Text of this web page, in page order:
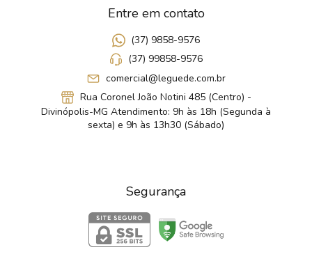
Entre em contato
(37) 9858-9576
(37) 99858-9576
comercial@leguede.com.br
Rua Coronel João Notini 485 (Centro) -
Divinópolis-MG Atendimento: 9h às 18h (Segunda à
sexta) e 9h às 13h30 (Sábado)
Segurança